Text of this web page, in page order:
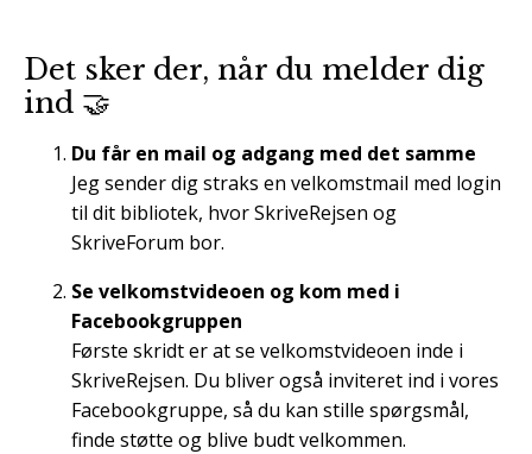
Det sker der, når du melder dig
ind 🤝
Du får en mail og adgang med det samme
Jeg sender dig straks en velkomstmail med login
til dit bibliotek, hvor SkriveRejsen og
SkriveForum bor.
Se velkomstvideoen og kom med i
Facebookgruppen
Første skridt er at se velkomstvideoen inde i
SkriveRejsen. Du bliver også inviteret ind i vores
Facebookgruppe, så du kan stille spørgsmål,
finde støtte og blive budt velkommen.